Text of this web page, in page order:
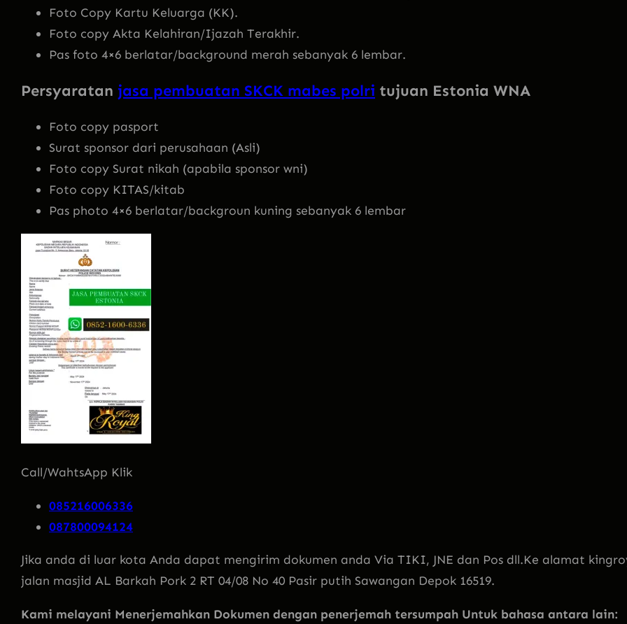
Foto Copy Kartu Keluarga (KK).
Foto copy Akta Kelahiran/Ijazah Terakhir.
Pas foto 4×6 berlatar/background merah sebanyak 6 lembar.
Persyaratan jasa pembuatan SKCK mabes polri tujuan Estonia WNA
Foto copy pasport
Surat sponsor dari perusahaan (Asli)
Foto copy Surat nikah (apabila sponsor wni)
Foto copy KITAS/kitab
Pas photo 4×6 berlatar/backgroun kuning sebanyak 6 lembar
Call/WahtsApp Klik
085216006336
087800094124
Jika anda di luar kota Anda dapat mengirim dokumen anda Via TIKI, JNE dan Pos dll.Ke alamat
jalan masjid AL Barkah Pork 2 RT 04/08 No 40 Pasir putih Sawangan Depok 16519.
Kami melayani Menerjemahkan Dokumen dengan penerjemah tersumpah Untuk bahasa antara lain: